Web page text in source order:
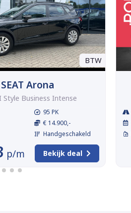
BTW
SEAT Arona
Style Business Intense
95 PK
€ 14.900,-
Handgeschakeld
p/m Bekijk deal